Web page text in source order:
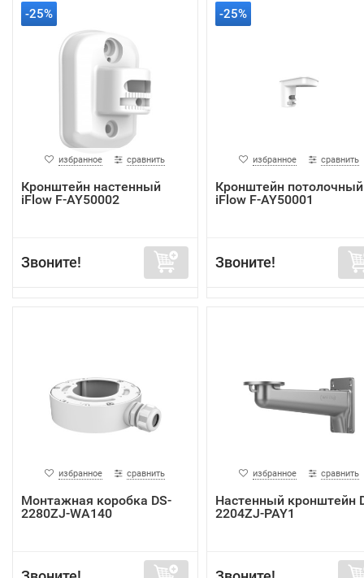
-25%
избранное сравнить
Кронштейн настенный
iFlow F-AY50002
Звоните!
-25%
избранное сравнить
Кронштейн потолочный
iFlow F-AY50001
Звоните!
избранное сравнить
Монтажная коробка DS-
2280ZJ-WA140
избранное сравнить
Настенный кронштейн
2204ZJ-PAY1